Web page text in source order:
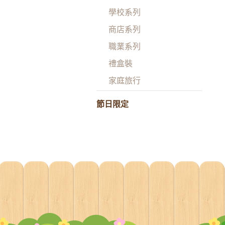
學校系列
商店系列
職業系列
禮盒裝
家庭旅行
節日限定